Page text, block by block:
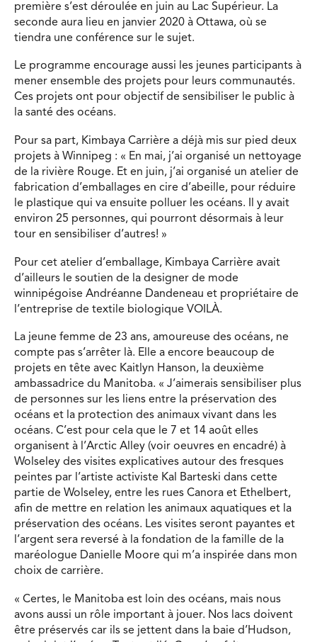
première s’est déroulée en juin au Lac Supérieur. La
seconde aura lieu en janvier 2020 à Ottawa, où se
tiendra une conférence sur le sujet.
Le programme encourage aussi les jeunes participants à
mener ensemble des projets pour leurs communautés.
Ces projets ont pour objectif de sensibiliser le public à
la santé des océans.
Pour sa part, Kimbaya Carrière a déjà mis sur pied deux
projets à Winnipeg : « En mai, j’ai organisé un nettoyage
de la rivière Rouge. Et en juin, j’ai organisé un atelier de
fabrication d’emballages en cire d’abeille, pour réduire
le plastique qui va ensuite polluer les océans. Il y avait
environ 25 personnes, qui pourront désormais à leur
tour en sensibiliser d’autres! »
Pour cet atelier d’emballage, Kimbaya Carrière avait
d’ailleurs le soutien de la designer de mode
winnipégoise Andréanne Dandeneau et propriétaire de
l’entreprise de textile biologique VOILÀ.
La jeune femme de 23 ans, amoureuse des océans, ne
compte pas s’arrêter là. Elle a encore beaucoup de
projets en tête avec Kaitlyn Hanson, la deuxième
ambassadrice du Manitoba. « J’aimerais sensibiliser plus
de personnes sur les liens entre la préservation des
océans et la protection des animaux vivant dans les
océans. C’est pour cela que le 7 et 14 août elles
organisent à l’Arctic Alley (voir oeuvres en encadré) à
Wolseley des visites explicatives autour des fresques
peintes par l’artiste activiste Kal Barteski dans cette
partie de Wolseley, entre les rues Canora et Ethelbert,
afin de mettre en relation les animaux aquatiques et la
préservation des océans. Les visites seront payantes et
l’argent sera reversé à la fondation de la famille de la
maréologue Danielle Moore qui m’a inspirée dans mon
choix de carrière.
« Certes, le Manitoba est loin des océans, mais nous
avons aussi un rôle important à jouer. Nos lacs doivent
être préservés car ils se jettent dans la baie d’Hudson,